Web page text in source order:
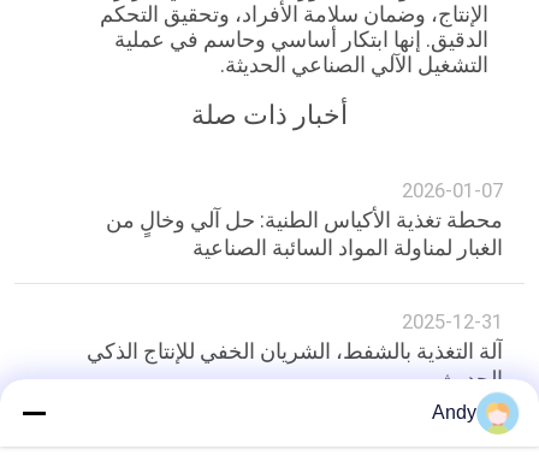
سياسة
الخصوصية
الإنتاج، وضمان سلامة الأفراد، وتحقيق التحكم
الدقيق. إنها ابتكار أساسي وحاسم في عملية
التشغيل الآلي الصناعي الحديثة.
أخبار ذات صلة
2026-01-07
محطة تغذية الأكياس الطنية: حل آلي وخالٍ من
الغبار لمناولة المواد السائبة الصناعية
2025-12-31
آلة التغذية بالشفط، الشريان الخفي للإنتاج الذكي
الحديث.
Andy